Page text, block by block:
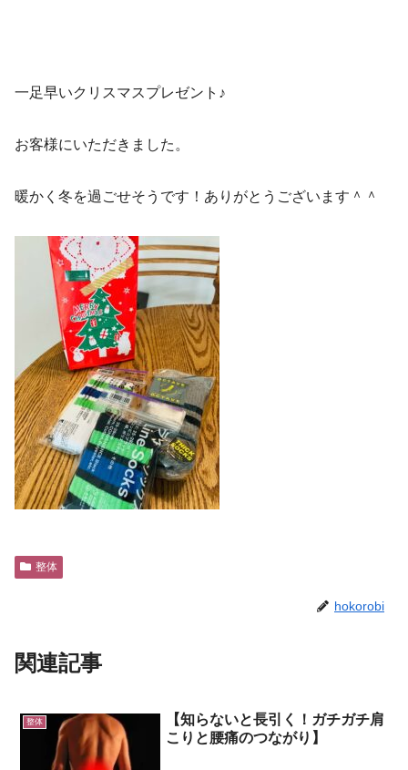
一足早いクリスマスプレゼント♪
お客様にいただきました。
暖かく冬を過ごせそうです！ありがとうございます＾＾
整体
hokorobi
関連記事
整体
【知らないと長引く！ガチガチ肩
こりと腰痛のつながり】